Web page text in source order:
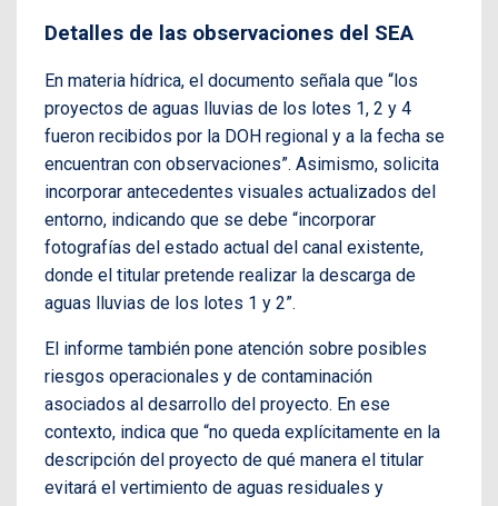
Detalles de las observaciones del SEA
En materia hídrica, el documento señala que “los
proyectos de aguas lluvias de los lotes 1, 2 y 4
fueron recibidos por la DOH regional y a la fecha se
encuentran con observaciones”. Asimismo, solicita
incorporar antecedentes visuales actualizados del
entorno, indicando que se debe “incorporar
fotografías del estado actual del canal existente,
donde el titular pretende realizar la descarga de
aguas lluvias de los lotes 1 y 2”.
El informe también pone atención sobre posibles
riesgos operacionales y de contaminación
asociados al desarrollo del proyecto. En ese
contexto, indica que “no queda explícitamente en la
descripción del proyecto de qué manera el titular
evitará el vertimiento de aguas residuales y